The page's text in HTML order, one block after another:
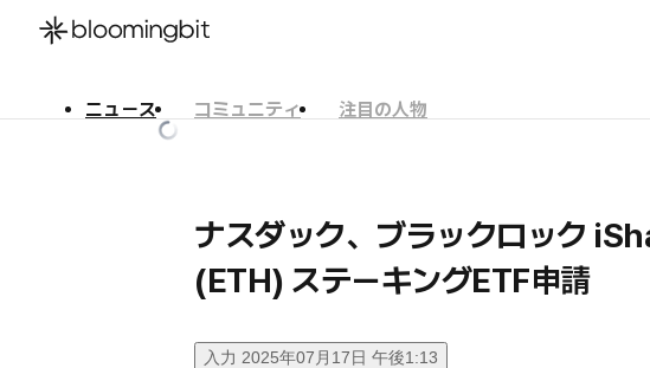
ニュース コミュニティ
注目の人物
ナスダック、ブラックロック
(ETH) ステーキングETF申請
入力 2025年07月17日 午後1:13